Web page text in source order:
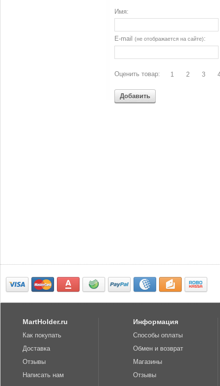
Имя:
E-mail (не отображается на сайте):
Оценить товар: 1 2 3
Добавить
MartHolder.ru
Как покупать
Доставка
Отзывы
Написать нам
Информация
Способы оплаты
Обмен и возврат
Магазины
Отзывы